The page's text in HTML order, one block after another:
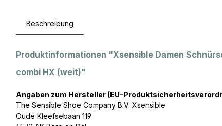
Beschreibung
Produktinformationen "Xsensible Damen
combi HX (weit)"
Angaben zum Hersteller (EU-
The Sensible Shoe Company B.V. Xsensible
Oude Kleefsebaan 119